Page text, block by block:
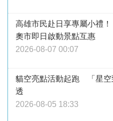
高雄市民赴日享專屬小禮
奧市即日啟動景點互惠
2026-08-07 00:07
貓空亮點活動起跑 「星空
透
2026-08-05 18:33